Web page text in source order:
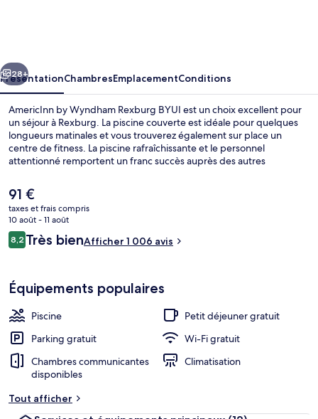
BYUI
Suivant
28+
PrésentationChambresEmplacementConditions
AmericInn by Wyndham Rexburg BYUI est un choix excellent pour
un séjour à Rexburg. La piscine couverte est idéale pour quelques
longueurs matinales et vous trouverez également sur place un
centre de fitness. La piscine rafraîchissante et le personnel
attentionné remportent un franc succès auprès des autres
Le
prix
actuel
est
de
91 €
taxes et frais compris
10 août - 11 août
Avis
voyageurs
8,28,2 sur 10
Très bienAfficher 1 006 avis
Équipements populaires
Piscine
Petit déjeuner gratuit
Parking gratuit
Wi-Fi gratuit
Chambres communicantes
disponibles
Climatisation
Tout afficher